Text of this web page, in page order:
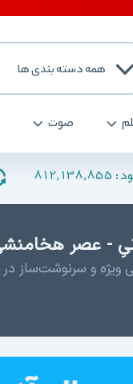
همه دسته بندی ها
صوت
:
812,138,855
- عصر
ویژه و سرنوشت‌ساز